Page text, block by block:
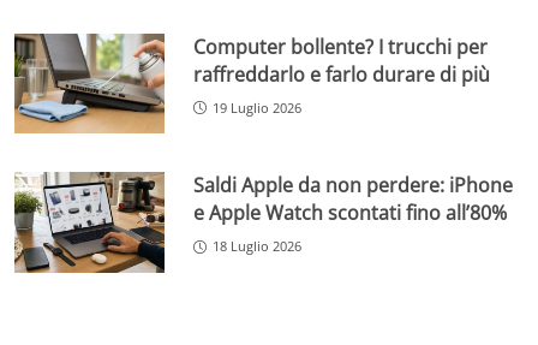
Computer bollente? I trucchi per
raffreddarlo e farlo durare di più
19 Luglio 2026
Saldi Apple da non perdere: iPhone
e Apple Watch scontati fino all’80%
18 Luglio 2026